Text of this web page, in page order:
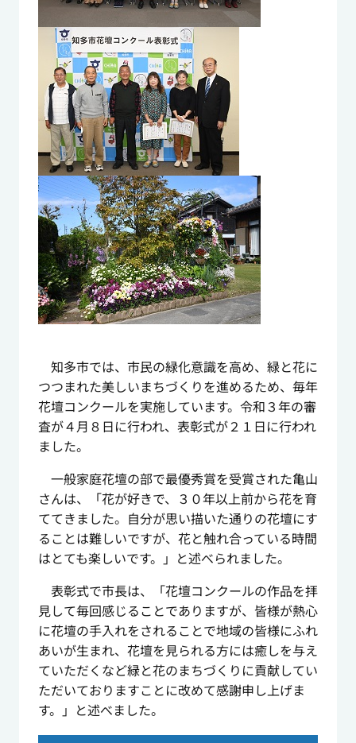
知多市では、市民の緑化意識を高め、緑と花に
つつまれた美しいまちづくりを進めるため、毎年
花壇コンクールを実施しています。令和３年の審
査が４月８日に行われ、表彰式が２１日に行われ
ました。
一般家庭花壇の部で最優秀賞を受賞された亀山
さんは、「花が好きで、３０年以上前から花を育
ててきました。自分が思い描いた通りの花壇にす
ることは難しいですが、花と触れ合っている時間
はとても楽しいです。」と述べられました。
表彰式で市長は、「花壇コンクールの作品を拝
見して毎回感じることでありますが、皆様が熱心
に花壇の手入れをされることで地域の皆様にふれ
あいが生まれ、花壇を見られる方には癒しを与え
ていただくなど緑と花のまちづくりに貢献してい
ただいておりますことに改めて感謝申し上げま
す。」と述べました。